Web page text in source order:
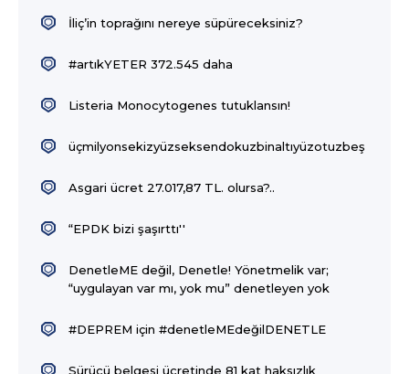
İliç’in toprağını nereye süpüreceksiniz?
#artıkYETER 372.545 daha
Listeria Monocytogenes tutuklansın!
üçmilyonsekizyüzseksendokuzbinaltıyüzotuzbeş
Asgari ücret 27.017,87 TL. olursa?..
“EPDK bizi şaşırttı''
DenetleME değil, Denetle! Yönetmelik var;
“uygulayan var mı, yok mu” denetleyen yok
#DEPREM için #denetleMEdeğilDENETLE
Sürücü belgesi ücretinde 81 kat haksızlık